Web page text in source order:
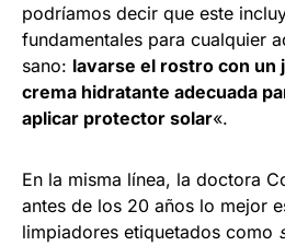
podríamos decir que este
fundamentales para cualquier
sano: lavarse el rostro con un
crema hidratante adecuada
aplicar protector solar«.
En la misma línea, la doctora
antes de los 20 años lo mejor
limpiadores etiquetados como